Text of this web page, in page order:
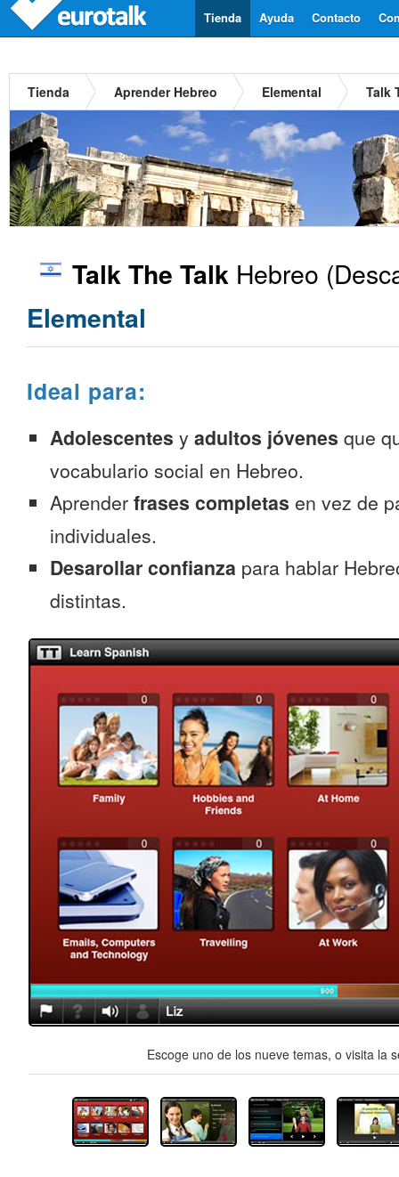
Contacto
Ayuda
Tienda
Tienda Aprender Hebreo Elemental Talk
Talk The Talk Hebreo
Elemental
Ideal para:
Adolescentes y adultos jóvenes que
vocabulario social en Hebreo.
Aprender frases completas en vez de
individuales.
Desarollar confianza para hablar
distintas.
Escoge uno de los nueve temas, o visita la